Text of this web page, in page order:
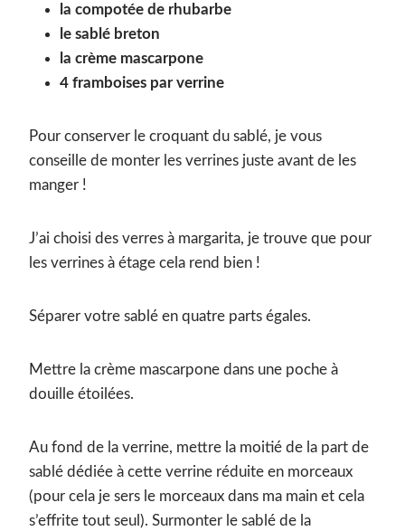
la compotée de rhubarbe
le sablé breton
la crème mascarpone
4 framboises par verrine
Pour conserver le croquant du sablé, je vous
conseille de monter les verrines juste avant de les
manger !
J’ai choisi des verres à margarita, je trouve que pour
les verrines à étage cela rend bien !
Séparer votre sablé en quatre parts égales.
Mettre la crème mascarpone dans une poche à
douille étoilées.
Au fond de la verrine, mettre la moitié de la part de
sablé dédiée à cette verrine réduite en morceaux
(pour cela je sers le morceaux dans ma main et cela
s’effrite tout seul). Surmonter le sablé de la